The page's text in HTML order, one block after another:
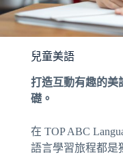
兒童美語
打造互動有趣的美
礎。
在 TOP ABC
語言學習旅程都是